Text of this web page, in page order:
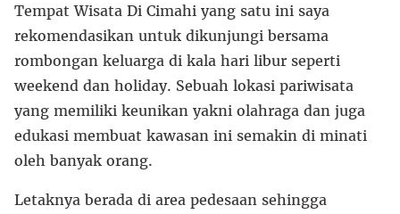
Tempat Wisata Di Cimahi yang satu ini saya
rekomendasikan untuk dikunjungi bersama
rombongan keluarga di kala hari libur seperti
weekend dan holiday. Sebuah lokasi pariwisata
yang memiliki keunikan yakni olahraga dan juga
edukasi membuat kawasan ini semakin di minati
oleh banyak orang.
Letaknya berada di area pedesaan sehingga